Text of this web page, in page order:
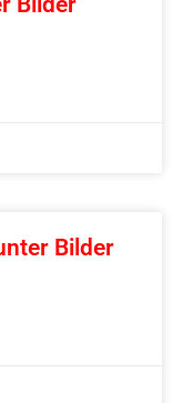
Bilder